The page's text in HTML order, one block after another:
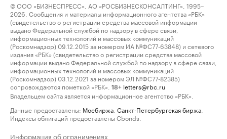
© ООО «БИЗНЕСПРЕСС», АО «РОСБИЗНЕСКОНСАЛТИНГ», 1995–
2026. Сообщения и материалы информационного агентства «РБК»
(свидетельство о регистрации средства массовой информации
выдано Федеральной службой по надзору в сфере связи,
информационных технологий и массовых коммуникаций
(Роскомнадзор) 09.12.2015 за номером ИА №ФС77-63848) и сетевого
издания «РБК» (свидетельство о регистрации средства массовой
информации выдано Федеральной службой по надзору в сфере связи,
информационных технологий и массовых коммуникаций
(Роскомнадзор) 03.12.2021 за номером ЭЛ №ФС77-82385)
сопровождаются пометкой «РБК».
18+ letters@rbc.ru
Владельцем сайта является информационное агентство «РБК».
Данные предоставлены: Мосбиржа Санкт-Петербургская биржа
Индексы облигаций предоставлены Cbonds.
Информация об ограничениях